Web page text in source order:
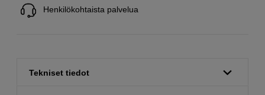
Henkilökohtaista palvelua
Tekniset tiedot